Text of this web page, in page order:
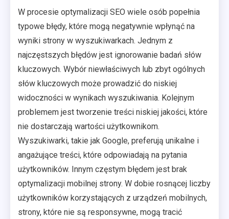
W procesie optymalizacji SEO wiele osób popełnia
typowe błędy, które mogą negatywnie wpłynąć na
wyniki strony w wyszukiwarkach. Jednym z
najczęstszych błędów jest ignorowanie badań słów
kluczowych. Wybór niewłaściwych lub zbyt ogólnych
słów kluczowych może prowadzić do niskiej
widoczności w wynikach wyszukiwania. Kolejnym
problemem jest tworzenie treści niskiej jakości, które
nie dostarczają wartości użytkownikom.
Wyszukiwarki, takie jak Google, preferują unikalne i
angażujące treści, które odpowiadają na pytania
użytkowników. Innym częstym błędem jest brak
optymalizacji mobilnej strony. W dobie rosnącej liczby
użytkowników korzystających z urządzeń mobilnych,
strony, które nie są responsywne, mogą tracić